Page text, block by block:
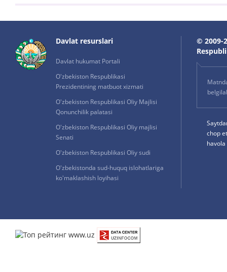
Davlat resurslari
Davlat hukumat Portali
O'zbekiston Respublikasi
Prezidentining matbuot xizmati
O'zbekiston Respublikasi Oliy Majlisi
Qonunchilik palatasi
O'zbekiston Respublikasi Oliy majlisi
Senati
O'zbekiston Respublikasi Oliy sudi
O'zbekistonda sud-huquq islohatlariga
ko'maklashish loyihasi
© 2009-
chop